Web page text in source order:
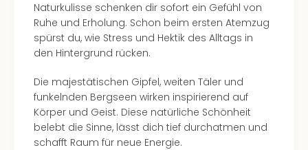
Naturkulisse schenken dir sofort ein Gefühl von
Ruhe und Erholung. Schon beim ersten Atemzug
spürst du, wie Stress und Hektik des Alltags in
den Hintergrund rücken.
Die majestätischen Gipfel, weiten Täler und
funkelnden Bergseen wirken inspirierend auf
Körper und Geist. Diese natürliche Schönheit
belebt die Sinne, lässt dich tief durchatmen und
schafft Raum für neue Energie.